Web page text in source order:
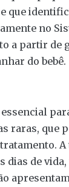
que
no
a partir de
do bebê.
raras, que
de vida,